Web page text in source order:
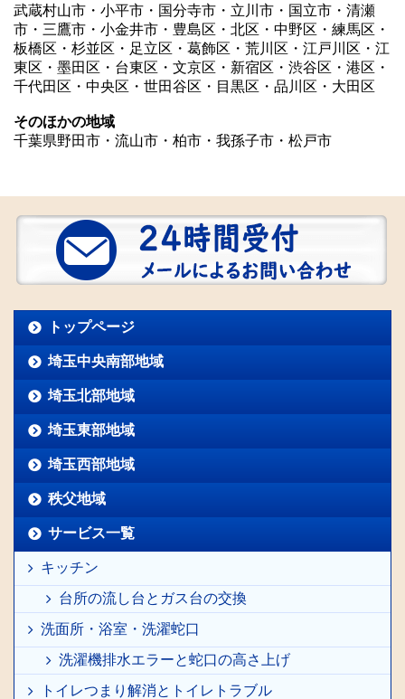
武蔵村山市・小平市・国分寺市・立川市・国立市・清瀬
市・三鷹市・小金井市・豊島区・北区・中野区・練馬区・
板橋区・杉並区・足立区・葛飾区・荒川区・江戸川区・江
東区・墨田区・台東区・文京区・新宿区・渋谷区・港区・
千代田区・中央区・世田谷区・目黒区・品川区・大田区
そのほかの地域
千葉県野田市・流山市・柏市・我孫子市・松戸市
トップページ
埼玉中央南部地域
埼玉北部地域
埼玉東部地域
埼玉西部地域
秩父地域
サービス一覧
キッチン
台所の流し台とガス台の交換
洗面所・浴室・洗濯蛇口
洗濯機排水エラーと蛇口の高さ上げ
トイレつまり解消とトイレトラブル